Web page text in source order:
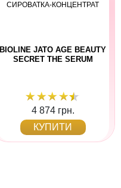
СИРОВАТКА-КОНЦЕНТРАТ
BIOLINE JATO AGE BEAUTY
SECRET THE SERUM
4 874 грн.
КУПИТИ